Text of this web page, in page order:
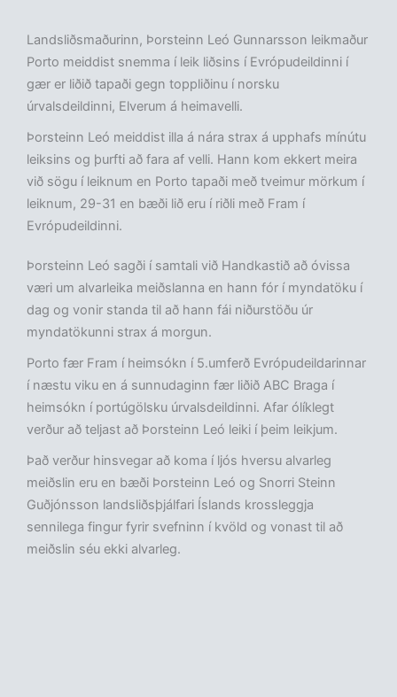
Landsliðsmaðurinn, Þorsteinn Leó Gunnarsson leikmaður
Porto meiddist snemma í leik liðsins í Evrópudeildinni í
gær er liðið tapaði gegn toppliðinu í norsku
úrvalsdeildinni, Elverum á heimavelli.
Þorsteinn Leó meiddist illa á nára strax á upphafs mínútu
leiksins og þurfti að fara af velli. Hann kom ekkert meira
við sögu í leiknum en Porto tapaði með tveimur mörkum í
leiknum, 29-31 en bæði lið eru í riðli með Fram í
Evrópudeildinni.
Þorsteinn Leó sagði í samtali við Handkastið að óvissa
væri um alvarleika meiðslanna en hann fór í myndatöku í
dag og vonir standa til að hann fái niðurstöðu úr
myndatökunni strax á morgun.
Porto fær Fram í heimsókn í 5.umferð Evrópudeildarinnar
í næstu viku en á sunnudaginn fær liðið ABC Braga í
heimsókn í portúgölsku úrvalsdeildinni. Afar ólíklegt
verður að teljast að Þorsteinn Leó leiki í þeim leikjum.
Það verður hinsvegar að koma í ljós hversu alvarleg
meiðslin eru en bæði Þorsteinn Leó og Snorri Steinn
Guðjónsson landsliðsþjálfari Íslands krossleggja
sennilega fingur fyrir svefninn í kvöld og vonast til að
meiðslin séu ekki alvarleg.